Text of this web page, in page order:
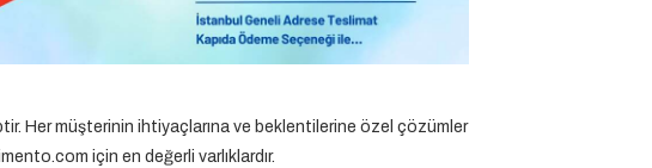
Her müşterinin ihtiyaçlarına ve beklentilerine özel çözümler
için en değerli varlıklardır.